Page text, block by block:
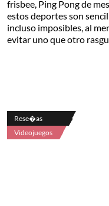
frisbee, Ping Pong de
estos deportes son
incluso imposibles, al
evitar uno que otro
Rese�as
Videojuegos